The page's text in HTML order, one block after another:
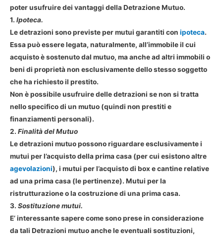
poter usufruire dei vantaggi della Detrazione Mutuo.
1. Ipoteca.
Le detrazioni sono previste per mutui garantiti con ipoteca.
Essa può essere legata, naturalmente, all’immobile il cui
acquisto è sostenuto dal mutuo, ma anche ad altri immobili o
beni di proprietà non esclusivamente dello stesso soggetto
che ha richiesto il prestito.
Non è possibile usufruire delle detrazioni se non si tratta
nello specifico di un mutuo (quindi non prestiti e
finanziamenti personali).
2. Finalità del Mutuo
Le detrazioni mutuo possono riguardare esclusivamente i
mutui per l’acquisto della prima casa (per cui esistono altre
agevolazioni), i mutui per l’acquisto di box e cantine relative
ad una prima casa (le pertinenze). Mutui per la
ristrutturazione o la costruzione di una prima casa.
3. Sostituzione mutui.
E’ interessante sapere come sono prese in considerazione
da tali Detrazioni mutuo anche le eventuali sostituzioni,